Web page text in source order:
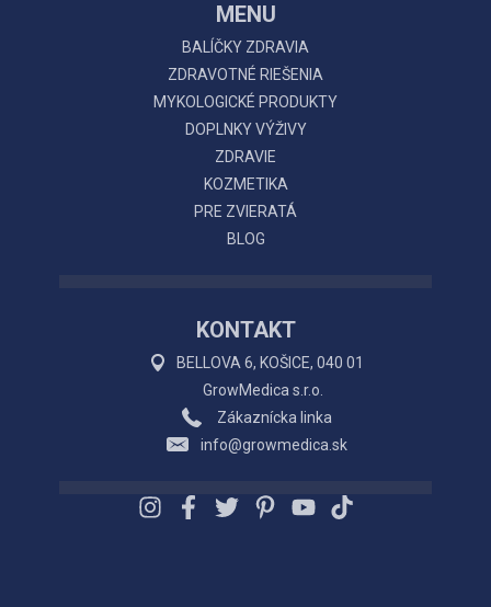
MENU
BALÍČKY ZDRAVIA
ZDRAVOTNÉ RIEŠENIA
MYKOLOGICKÉ PRODUKTY
DOPLNKY VÝŽIVY
ZDRAVIE
KOZMETIKA
PRE ZVIERATÁ
BLOG
KONTAKT
BELLOVA 6, KOŠICE, 040 01
GrowMedica s.r.o.
Zákaznícka linka
info@growmedica.sk